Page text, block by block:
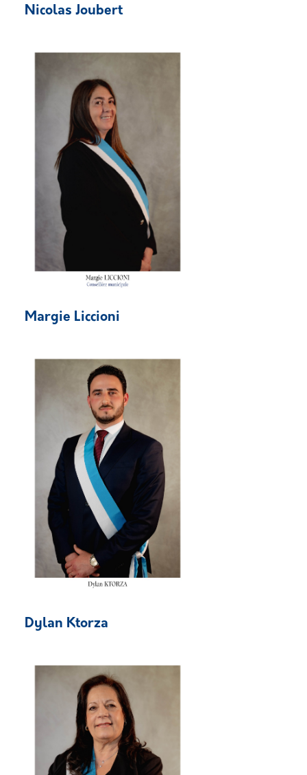
Nicolas Joubert
Margie Liccioni
Dylan Ktorza